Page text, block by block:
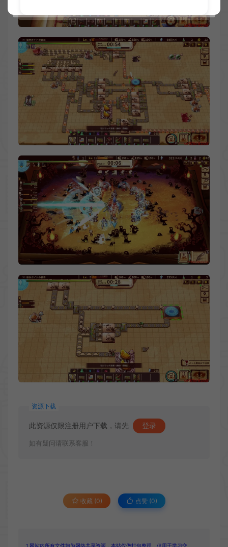
资源下载
此资源仅限注册用户下载，请先 登录
如有疑问请联系客服！
收藏 (0) 点赞 (0)